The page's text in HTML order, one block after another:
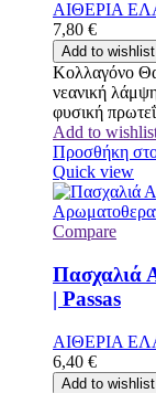
ΑΙΘΕΡΙΑ
7,80 €
Add to wishlist
Κολλαγόνο
νεανική
φυσική
Add to
Προσθήκη
Quick view
Compare
Πασχαλιά
| Passas
ΑΙΘΕΡΙΑ
6,40 €
Add to wishlist